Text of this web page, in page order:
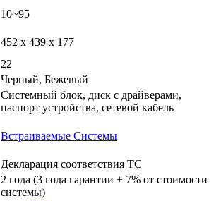
10~95
452 x 439 x 177
22
Черный, Бежевый
Системный блок, диск с драйверами,
паспорт устройства, сетевой кабель
Встраиваемые Системы
Декларация соответствия ТС
2 года (3 года гарантии + 7% от стоимости
системы)